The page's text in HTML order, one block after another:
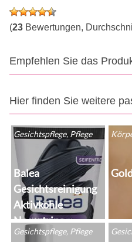
(23 Bewertungen,
Empfehlen Sie das
Hier finden Sie weitere
Gesichtspflege, Pflege
Balea
Gesichtsreinigung
Aktivkohle
Nosestrips
Gesichtspflege, Pflege